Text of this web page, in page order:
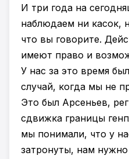
И три года на
наблюдаем ни касок,
что вы говорите.
имеют право и
У нас за это время
случай, когда мы не
Это был Арсеньев,
сдвижка границы
мы понимали, что у
затронуты, нам